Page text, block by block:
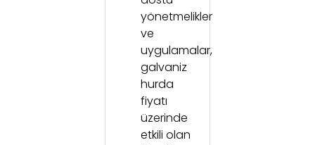
yönetmelikler
ve
uygulamalar,
galvaniz
hurda
fiyatı
üzerinde
etkili olan